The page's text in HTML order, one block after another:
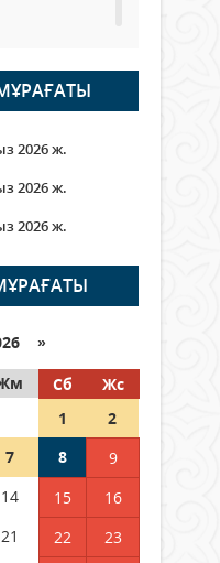
20
етті
ҚАЛАЙ
бере
2026 ж.
2026 ж.
2026 ж.
»
Сб
Жс
1
2
7 8
9
14 15
16
21 22
23